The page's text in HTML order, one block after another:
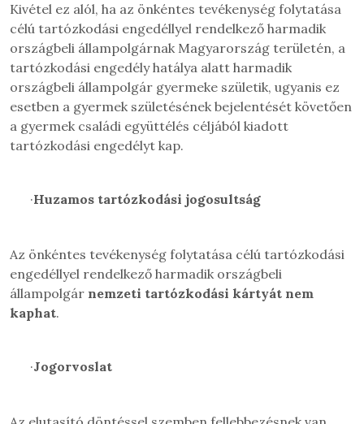
Kivétel ez alól, ha az önkéntes tevékenység folytatása
célú tartózkodási engedéllyel rendelkező harmadik
országbeli állampolgárnak Magyarország területén, a
tartózkodási engedély hatálya alatt harmadik
országbeli állampolgár gyermeke születik, ugyanis ez
esetben a gyermek születésének bejelentését követően
a gyermek családi együttélés céljából kiadott
tartózkodási engedélyt kap.
·Huzamos tartózkodási jogosultság
Az önkéntes tevékenység folytatása célú tartózkodási
engedéllyel rendelkező harmadik országbeli
állampolgár nemzeti tartózkodási kártyát nem
kaphat.
·Jogorvoslat